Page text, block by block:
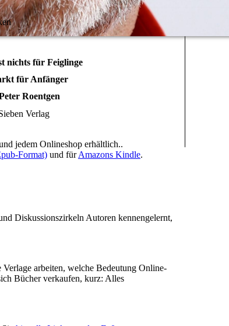
nichts für Feiglinge
für Anfänger
Roentgen
Verlag
jedem Onlineshop erhältlich..
Format) und fürAmazons Kindle.
Diskussionszirkeln Autoren kennengelernt,
arbeiten, welche Bedeutung Online-
Bücher verkaufen, kurz: Alles